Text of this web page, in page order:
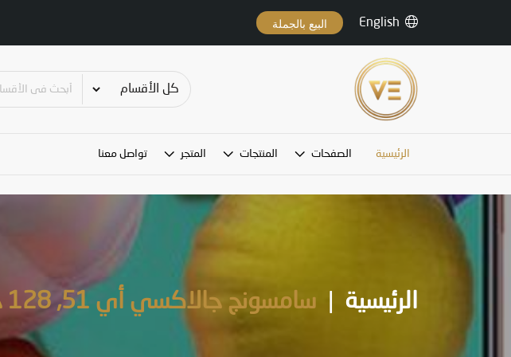
English البيع بالجملة
الرئيسية الصفحات المنتجات المتجر تواصل معنا
الرئيسية سامسونج جالاكسي أي 51, 128 حيجابايت, وردي